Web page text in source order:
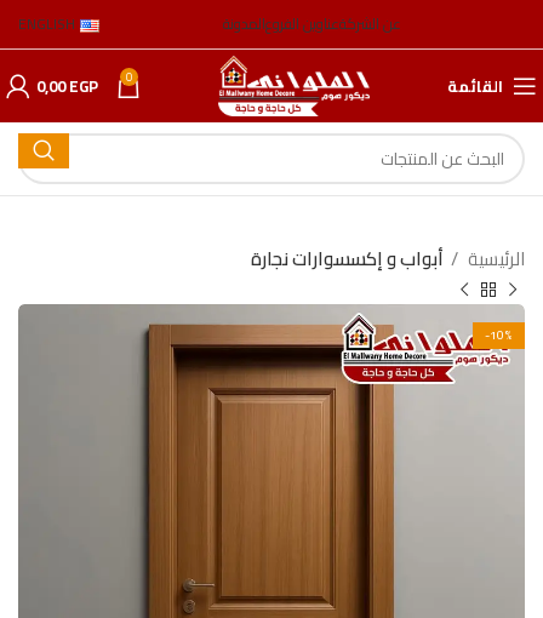
عن الشركةعناوين الفروعالمدونة ENGLISH
القائمة 0
0,00EGP
الرئيسية أبواب و إكسسوارات نجارة
-10%